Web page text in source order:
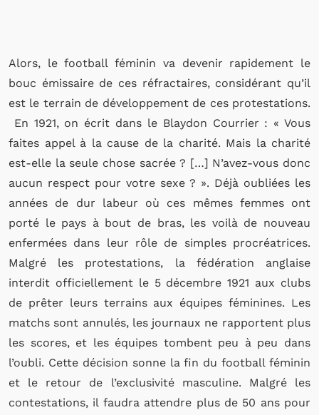
Alors, le football féminin va devenir rapidement le
bouc émissaire de ces réfractaires, considérant qu’il
est le terrain de développement de ces protestations.
En 1921, on écrit dans le Blaydon Courrier : « Vous
faites appel à la cause de la charité. Mais la charité
est-elle la seule chose sacrée ? […] N’avez-vous donc
aucun respect pour votre sexe ? ». Déjà oubliées les
années de dur labeur où ces mêmes femmes ont
porté le pays à bout de bras, les voilà de nouveau
enfermées dans leur rôle de simples procréatrices.
Malgré les protestations, la fédération anglaise
interdit officiellement le 5 décembre 1921 aux clubs
de prêter leurs terrains aux équipes féminines. Les
matchs sont annulés, les journaux ne rapportent plus
les scores, et les équipes tombent peu à peu dans
l’oubli. Cette décision sonne la fin du football féminin
et le retour de l’exclusivité masculine. Malgré les
contestations, il faudra attendre plus de 50 ans pour